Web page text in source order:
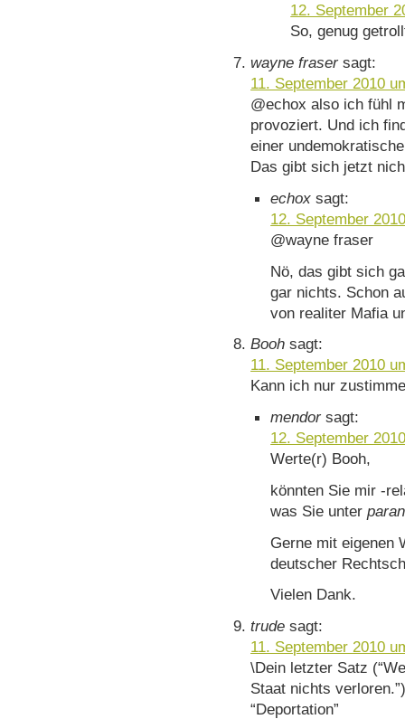
12. September
So, genug
wayne fraser sagt:
11. September 2010
@echox also ich fühl
provoziert. Und ich
einer
Das gibt sich jetzt
echox sagt:
12. September
@wayne fraser
Nö, das gibt sich
gar nichts. Schon
von realiter Mafia
Booh sagt:
11. September 2010
Kann ich nur
mendor sagt:
12. September
Werte(r) Booh,
könnten Sie mir -
was Sie unter
Gerne mit eigenen
deutscher
Vielen Dank.
trude sagt:
11. September 2010
\Dein letzter Satz
Staat nichts
“Deportation”